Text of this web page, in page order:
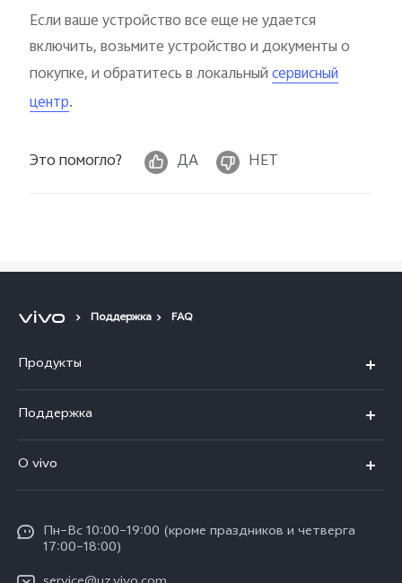
Если ваше устройство все еще не удается
включить, возьмите устройство и документы о
покупке, и обратитесь в локальныйсервисный
центр.
Это помогло? ДА НЕТ
Поддержка FAQ
Продукты
V50 Lite
Y29
Поддержка
Funtouch OS
Сервисные центры
IMEI аутентификация
O vivo
Пресс Центр
Карьера в vivo
Пн–Вс 10:00–19:00 (кроме праздников и четверга
17:00–18:00)